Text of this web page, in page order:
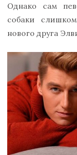
Однако сам
собаки
нового друга